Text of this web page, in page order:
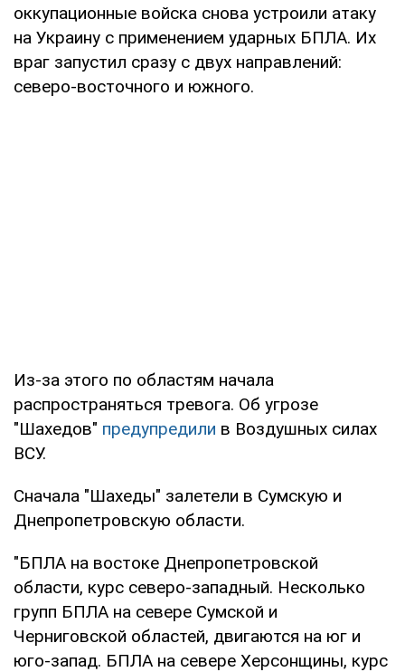
оккупационные войска снова устроили атаку
на Украину с применением ударных БПЛА. Их
враг запустил сразу с двух направлений:
северо-восточного и южного.
Из-за этого по областям начала
распространяться тревога. Об угрозе
"Шахедов" предупредили в Воздушных силах
ВСУ.
Сначала "Шахеды" залетели в Сумскую и
Днепропетровскую области.
"БПЛА на востоке Днепропетровской
области, курс северо-западный. Несколько
групп БПЛА на севере Сумской и
Черниговской областей, двигаются на юг и
юго-запад. БПЛА на севере Херсонщины, курс